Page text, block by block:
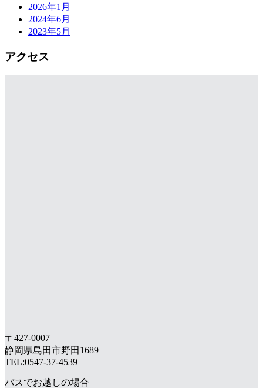
2026年1月
2024年6月
2023年5月
アクセス
〒427-0007
静岡県島田市野田1689
TEL:0547-37-4539
バスでお越しの場合